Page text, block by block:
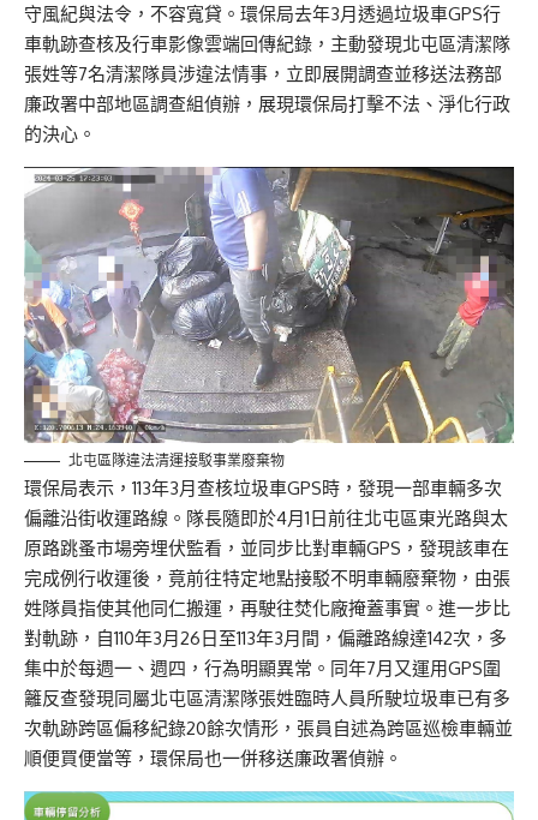
守風紀與法令，不容寬貸。環保局去年3月透過垃圾車GPS行
車軌跡查核及行車影像雲端回傳紀錄，主動發現北屯區清潔隊
張姓等7名清潔隊員涉違法情事，立即展開調查並移送法務部
廉政署中部地區調查組偵辦，展現環保局打擊不法、淨化行政
的決心。
北屯區隊違法清運接駁事業廢棄物
環保局表示，113年3月查核垃圾車GPS時，發現一部車輛多次
偏離沿街收運路線。隊長隨即於4月1日前往北屯區東光路與太
原路跳蚤市場旁埋伏監看，並同步比對車輛GPS，發現該車在
完成例行收運後，竟前往特定地點接駁不明車輛廢棄物，由張
姓隊員指使其他同仁搬運，再駛往焚化廠掩蓋事實。進一步比
對軌跡，自110年3月26日至113年3月間，偏離路線達142次，多
集中於每週一、週四，行為明顯異常。同年7月又運用GPS圍
籬反查發現同屬北屯區清潔隊張姓臨時人員所駛垃圾車已有多
次軌跡跨區偏移紀錄20餘次情形，張員自述為跨區巡檢車輛並
順便買便當等，環保局也一併移送廉政署偵辦。